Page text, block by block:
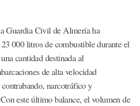
Guardia Civil de Almería ha
000 litros de combustible durante el
cantidad destinada al
de alta velocidad
narcotráfico y
este último balance, el volumen de